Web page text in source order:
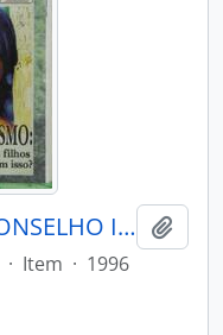
MENSAGEIRO - BELÉM CONSELHO INDIGENISTA MISSIONÁRIO - 1996 - Nº100
· Item · 1996